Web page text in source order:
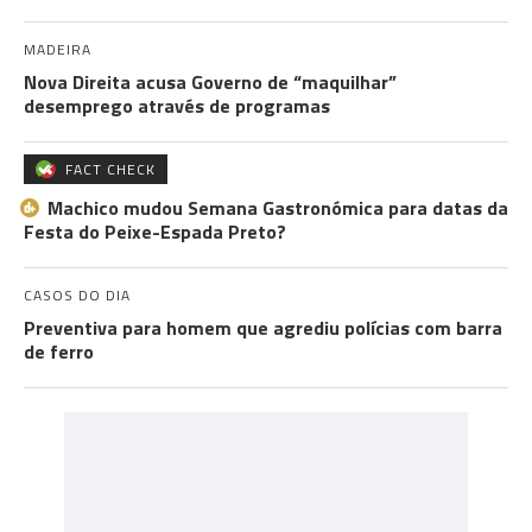
MADEIRA
Nova Direita acusa Governo de “maquilhar”
desemprego através de programas
FACT CHECK
Machico mudou Semana Gastronómica para datas da
Festa do Peixe-Espada Preto?
CASOS DO DIA
Preventiva para homem que agrediu polícias com barra
de ferro